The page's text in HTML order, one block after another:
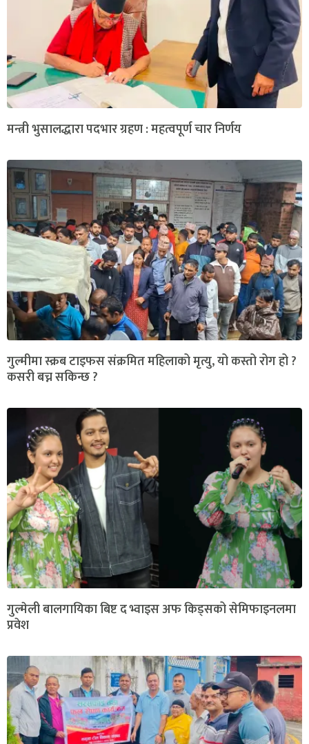
मन्त्री भुसालद्धारा पदभार ग्रहण : महत्वपूर्ण चार निर्णय
गुल्मीमा स्क्रब टाइफस संक्रमित महिलाको मृत्यु, यो कस्तो रोग हो ?
कसरी बच्न सकिन्छ ?
गुल्मेली बालगायिका बिष्ट द भ्वाइस अफ किड्सको सेमिफाइनलमा
प्रवेश